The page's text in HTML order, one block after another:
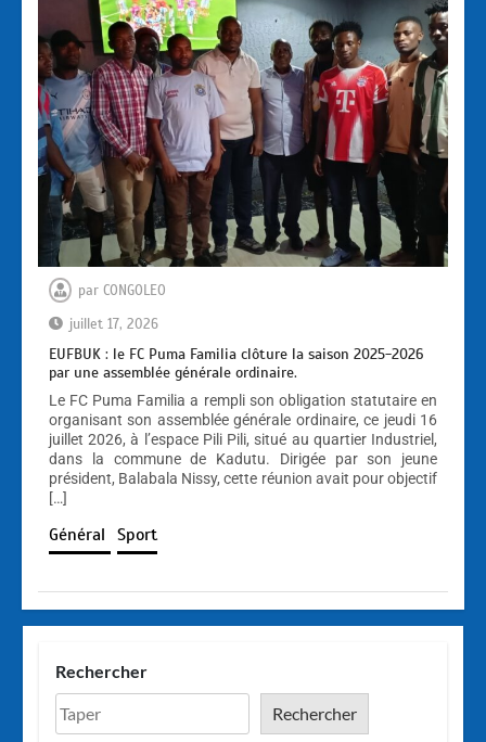
par CONGOLEO
juillet 17, 2026
EUFBUK : le FC Puma Familia clôture la saison 2025-2026
par une assemblée générale ordinaire.
Le FC Puma Familia a rempli son obligation statutaire en
organisant son assemblée générale ordinaire, ce jeudi 16
juillet 2026, à l’espace Pili Pili, situé au quartier Industriel,
dans la commune de Kadutu. Dirigée par son jeune
président, Balabala Nissy, cette réunion avait pour objectif
[…]
Général Sport
Rechercher
Rechercher